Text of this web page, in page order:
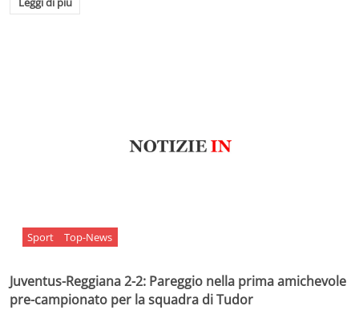
Sport Top-News
Juventus-Reggiana 2-2: Pareggio nella prima amichevole
pre-campionato per la squadra di Tudor